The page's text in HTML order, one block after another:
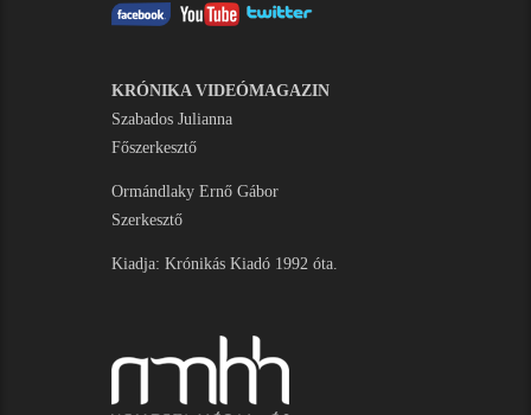
KRÓNIKA VIDEÓMAGAZIN
Szabados Julianna
Főszerkesztő
Ormándlaky Ernő Gábor
Szerkesztő
Kiadja: Krónikás Kiadó 1992 óta.